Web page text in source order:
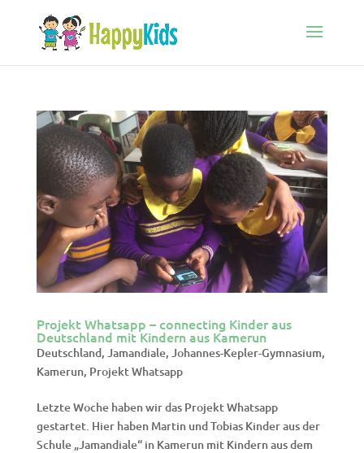
Projekt Whatsapp – connecting Kinder aus
Deutschland mit Kindern aus Kamerun
Deutschland, Jamandiale, Johannes-Kepler-Gymnasium,
Kamerun, Projekt Whatsapp
Letzte Woche haben wir das Projekt Whatsapp
gestartet. Hier haben Martin und Tobias Kinder aus der
Schule „Jamandiale“ in Kamerun mit Kindern aus dem